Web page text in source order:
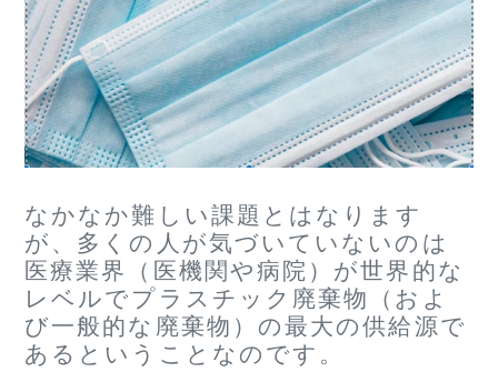
なかなか難しい課題とはなります
が、多くの人が気づいていないのは
医療業界（医機関や病院）が世界的な
レベルでプラスチック廃棄物（およ
び一般的な廃棄物）の最大の供給源で
あるということなのです。